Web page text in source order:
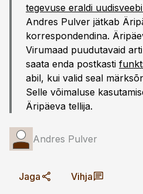
tegevuse eraldi
Andres Pulver jätkab
korrespondendina.
Virumaad puudutavaid
saata enda postkasti
abil, kui valid seal
Selle võimaluse
Äripäeva tellija.
Andres Pulver
Jaga Vihja